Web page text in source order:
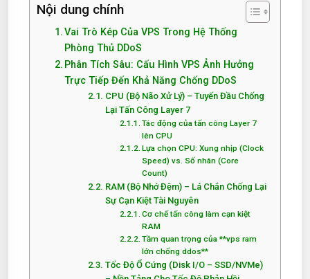
Nội dung chính
Vai Trò Kép Của VPS Trong Hệ Thống
Phòng Thủ DDoS
Phân Tích Sâu: Cấu Hình VPS Ảnh Hưởng
Trực Tiếp Đến Khả Năng Chống DDoS
CPU (Bộ Não Xử Lý) – Tuyến Đầu Chống
Lại Tấn Công Layer 7
Tác động của tấn công Layer 7
lên CPU
Lựa chọn CPU: Xung nhịp (Clock
Speed) vs. Số nhân (Core
Count)
RAM (Bộ Nhớ Đệm) – Lá Chắn Chống Lại
Sự Cạn Kiệt Tài Nguyên
Cơ chế tấn công làm cạn kiệt
RAM
Tầm quan trọng của **vps ram
lớn chống ddos**
Tốc Độ Ổ Cứng (Disk I/O – SSD/NVMe)